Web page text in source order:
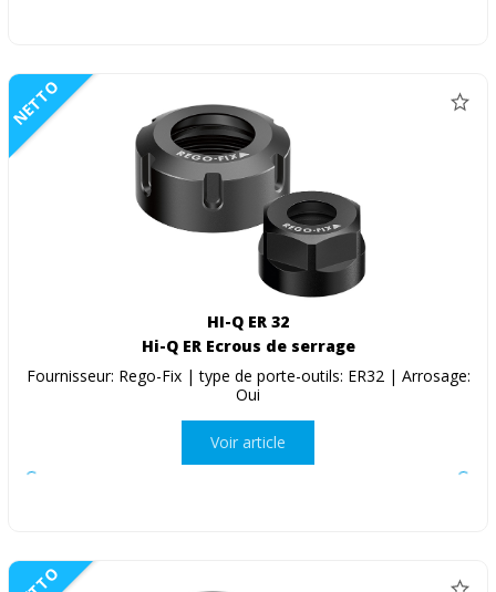
NETTO
HI-Q ER 32
Hi-Q ER Ecrous de serrage
Fournisseur: Rego-Fix | type de porte-outils: ER32 | Arrosage:
Oui
Voir article